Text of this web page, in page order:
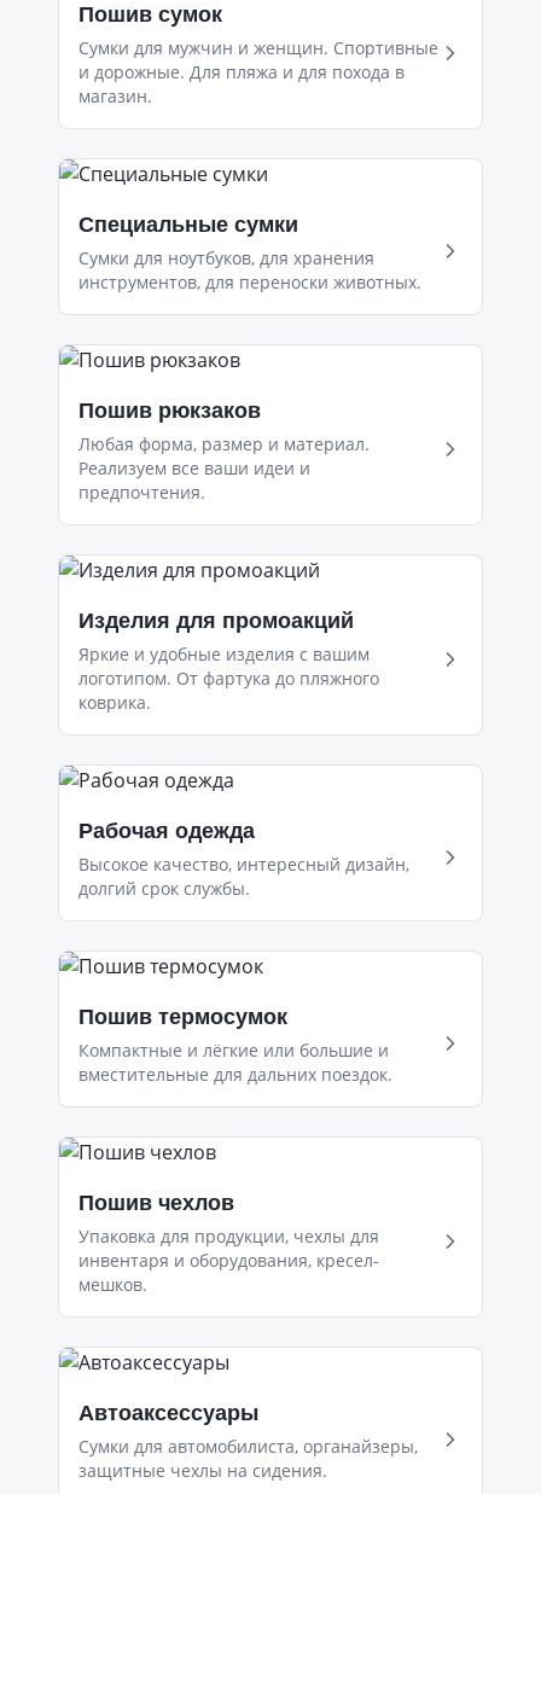
Пошив сумок
Сумки для мужчин и женщин. Спортивные
и дорожные. Для пляжа и для похода в
магазин.
Специальные сумки
Сумки для ноутбуков, для хранения
инструментов, для переноски животных.
Пошив рюкзаков
Любая форма, размер и материал.
Реализуем все ваши идеи и
предпочтения.
Изделия для промоакций
Яркие и удобные изделия с вашим
логотипом. От фартука до пляжного
коврика.
Рабочая одежда
Высокое качество, интересный дизайн,
долгий срок службы.
Пошив термосумок
Компактные и лёгкие или большие и
вместительные для дальних поездок.
Пошив чехлов
Упаковка для продукции, чехлы для
инвентаря и оборудования, кресел-
мешков.
Автоаксессуары
Сумки для автомобилиста, органайзеры,
защитные чехлы на сидения.